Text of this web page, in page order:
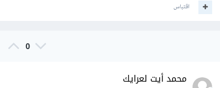
اقتباس
0
محمد أيت لعرايك